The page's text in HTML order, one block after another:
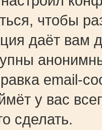
чтобы
даёт вам
email-
у вас
сделать.